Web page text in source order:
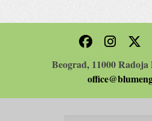
Beograd, 11000 Radoja